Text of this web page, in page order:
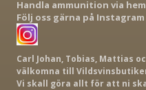
Handla ammunition via
Följ oss gärna på Instagram
Carl Johan, Tobias, Mattias
välkomna till
Vi skall göra allt för att ni